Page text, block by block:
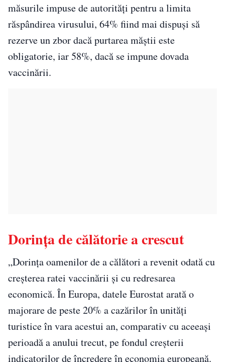
măsurile impuse de autorități pentru a limita
răspândirea virusului, 64% fiind mai dispuși să
rezerve un zbor dacă purtarea măștii este
obligatorie, iar 58%, dacă se impune dovada
vaccinării.
Dorința de călătorie a crescut
„Dorința oamenilor de a călători a revenit odată cu
creșterea ratei vaccinării și cu redresarea
economică. În Europa, datele Eurostat arată o
majorare de peste 20% a cazărilor în unități
turistice în vara acestui an, comparativ cu aceeași
perioadă a anului trecut, pe fondul creșterii
indicatorilor de încredere în economia europeană.